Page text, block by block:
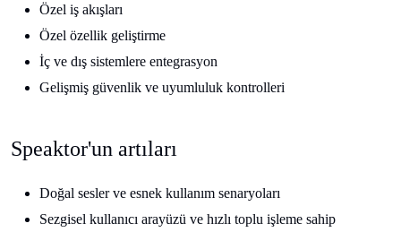
Özel iş akışları
Özel özellik geliştirme
İç ve dış sistemlere entegrasyon
Gelişmiş güvenlik ve uyumluluk kontrolleri
Speaktor'un artıları
Doğal sesler ve esnek kullanım senaryoları
Sezgisel kullanıcı arayüzü ve hızlı toplu işleme sahip